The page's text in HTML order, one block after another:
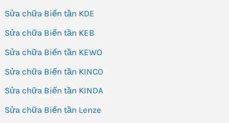
Sửa chữa Biến tần KDE
Sửa chữa Biến tần KEB
Sửa chữa Biến tần KEWO
Sửa chữa Biến tần KINCO
Sửa chữa Biến tần KINDA
Sửa chữa Biến tần Lenze